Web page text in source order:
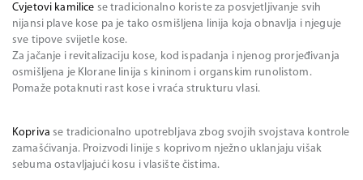
Cvjetovi kamilice se tradicionalno koriste za posvjetljivanje svih
nijansi plave kose pa je tako osmišljena linija koja obnavlja i njeguje
sve tipove svijetle kose.
Za jačanje i revitalizaciju kose, kod ispadanja i njenog prorjeđivanja
osmišljena je Klorane linija s kininom i organskim runolistom.
Pomaže potaknuti rast kose i vraća strukturu vlasi.
Kopriva se tradicionalno upotrebljava zbog svojih svojstava kontrole
zamašćivanja. Proizvodi linije s koprivom nježno uklanjaju višak
sebuma ostavljajući kosu i vlasište čistima.